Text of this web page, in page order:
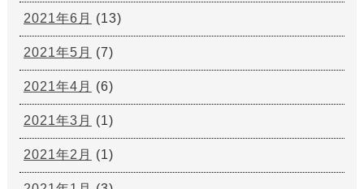
2021年6月 (13)
2021年5月 (7)
2021年4月 (6)
2021年3月 (1)
2021年2月 (1)